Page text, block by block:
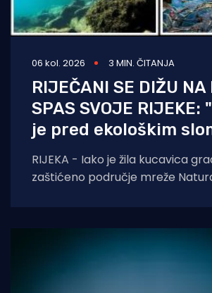
06 kol. 2026 3 MIN. ČITANJA
RIJEČANI SE DIŽU NA
SPAS SVOJE RIJEKE:
je pred ekološkim
RIJEKA - Iako je žila kucavica
zaštićeno područje mreže